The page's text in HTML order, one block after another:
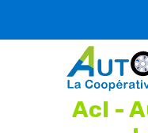
Acl -